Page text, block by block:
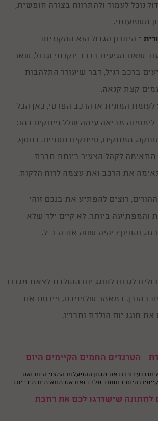
נוכל לעמוד ולהתרווח בצורה חופשית,
משמעותי.
– היתרון הגדול הוא המקוריות
שאנו מגיעים ברכב יוקרתי וגדול, שאר
ברכב רגיל, דבר שיעורר התלהבות
קצת קנאה.
לעומת המונית או הרכב הפרטי, כאן הכל
מביאה עימה שלל פינוקים כמו:
ממתקים, ופינוקים נוספים. בנוסף,
מתאימה לקהל הצעיר ביותר! חברת
את הרכב ואת עצמה לרוח הלקוח.
רוצים להפתיע את בנכם זוהי
והמפתיעה ביותר. לא קיים ילד שלא
והחיוך? יהיה שווה את ה-כ-ל.
לגרום לחוגג יום ההולדת לצאת מגדרו
כמובן. במאמר שלפניכם, פירטנו את
חוגג יום הולדת וחבריו.
8-10
זהו אינו עניין של מה בכך. מלבד מקצועיותם של
כאן!
ליום הולדת?
ובעוד שניתן להתווכח האם באמת יש קסמים
הולדת לילדיכם .
לאולפן להקלטת שיר בת מצווה
שיר במיוחד לכבוד האירוע. את השיר יכולים
אצל הילדים. הנה כמה רעיונות וקצת מידע על
– הטרנדים החמים הקיימים היום
עבורכם את מגוון ההפעלות המצוי היום ואת
היום בתחום. מלבד זאת אנו מתאימים מידי יום
לחתונה שישדרגו לכם את רחבת